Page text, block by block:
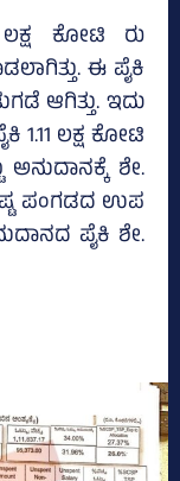
ಲಕ್ಷ ಕೋಟಿ ರು
ಈ ಪೈಕಿ
ಆಗಿತ್ತು. ಇದು
1.11 ಲಕ್ಷ ಕೋಟಿ
ಶೇ.
ಪಂಗಡದ ಉಪ
ಪೈಕಿ ಶೇ.